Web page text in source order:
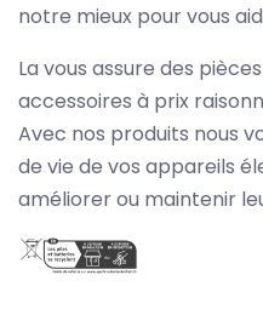
notre mieux pour vous
La vous assure des
accessoires à prix
Avec nos produits nous
de vie de vos appareils
améliorer ou maintenir